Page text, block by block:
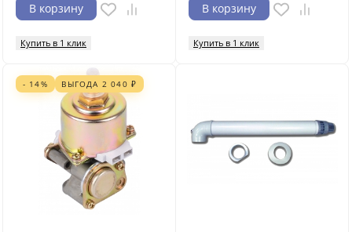
В корзину
Купить в 1 клик
В корзину
Купить в 1 клик
- 14% ВЫГОДА 2 040 ₽